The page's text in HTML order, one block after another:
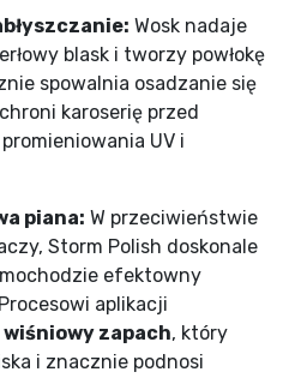
Wosk nadaje
blask i tworzy powłokę
spowalnia osadzanie się
karoserię przed
UV i
piana: W przeciwieństwie
Storm Polish doskonale
efektowny
aplikacji
wiśniowy zapach, który
i znacznie podnosi